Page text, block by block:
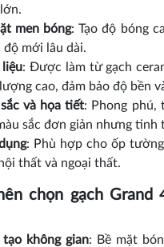
men bóng: Tạo độ bóng
mới lâu dài.
: Được làm từ gạch
cao, đảm bảo độ bền
và họa tiết: Phong phú,
sắc đơn giản nhưng tinh
: Phù hợp cho ốp
thất và ngoại thất.
chọn gạch Grand
tạo không gian: Bề mặt